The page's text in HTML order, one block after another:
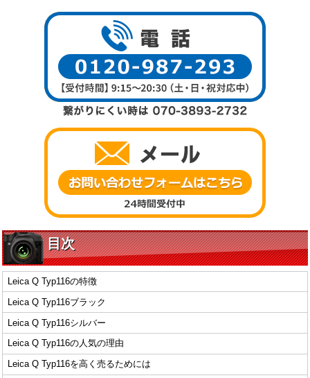
目次
Leica Q Typ116の特徴
Leica Q Typ116ブラック
Leica Q Typ116シルバー
Leica Q Typ116の人気の理由
Leica Q Typ116を高く売るためには